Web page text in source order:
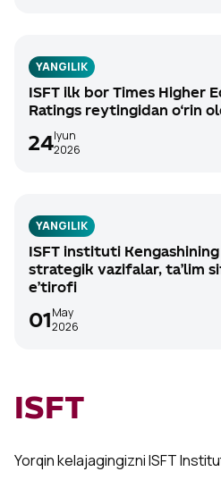
YANGILIK
ISFT ilk bor Times Higher
Ratings reytingidan o‘rin
24Iyun
2026
YANGILIK
ISFT instituti
strategik vazifalar, ta’lim
e’tirofi
01 May
2026
ISFT
Yorqin kelajagingizni ISFT